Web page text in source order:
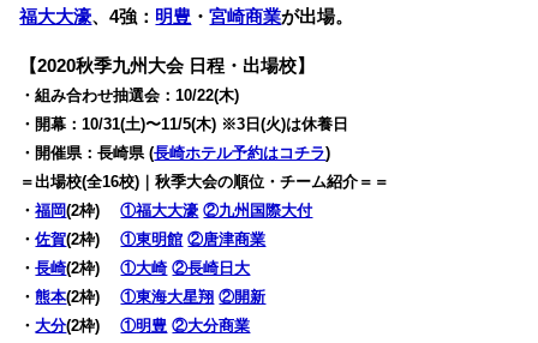
福大大濠、4強： 明豊 ・宮崎商業が出場。
【2020秋季九州大会 日程・出場校】
・組み合わせ抽選会：10/22(木)
・開幕：10/31(土)〜11/5(木) ※3日(火)は休養日
・開催県：長崎県 (長崎ホテル予約はコチラ)
＝出場校(全16校)｜秋季大会の順位・チーム紹介＝＝
・福岡(2枠)①福大大濠 ②九州国際大付
・佐賀(2枠)①東明館 ②唐津商業
・長崎(2枠)①大崎 ②長崎日大
・熊本(2枠)①東海大星翔 ②開新
・大分(2枠)①明豊 ②大分商業